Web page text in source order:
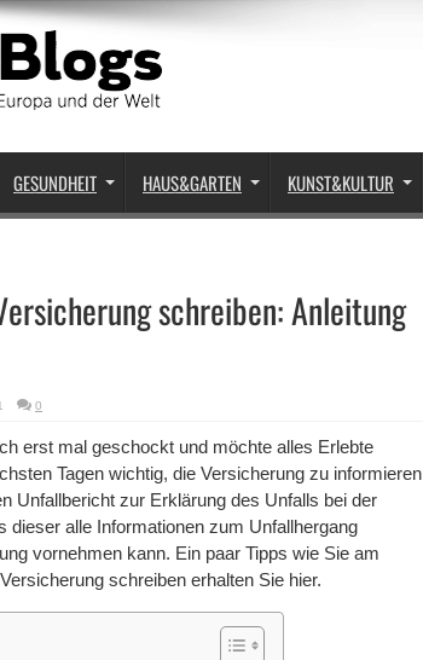
GESUNDHEIT HAUS&GARTEN KUNST&KULTUR
schreiben: Anleitung
0
erst mal geschockt und möchte alles Erlebte
Tagen wichtig, die Versicherung zu informieren
Unfallbericht zur Erklärung des Unfalls bei der
dieser alle Informationen zum Unfallhergang
vornehmen kann. Ein paar Tipps wie Sie am
schreiben erhalten Sie hier.